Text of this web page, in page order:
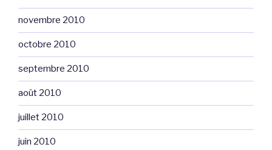
novembre 2010
octobre 2010
septembre 2010
août 2010
juillet 2010
juin 2010